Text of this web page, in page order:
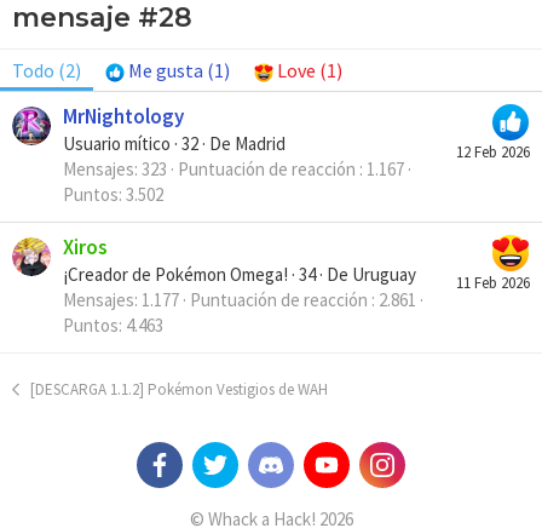
mensaje #28
Todo (2) Me gusta (1) Love (1)
12 Feb 2026
MrNightology
Usuario mítico · 32 · De Madrid
Mensajes 323 Puntuación de reacción 1.167
Puntos 3.502
11 Feb 2026
Xiros
¡Creador de Pokémon Omega! · 34· De Uruguay
Mensajes 1.177 Puntuación de reacción 2.861
Puntos 4.463
[DESCARGA 1.1.2] Pokémon Vestigios de WAH
© Whack a Hack! 2026